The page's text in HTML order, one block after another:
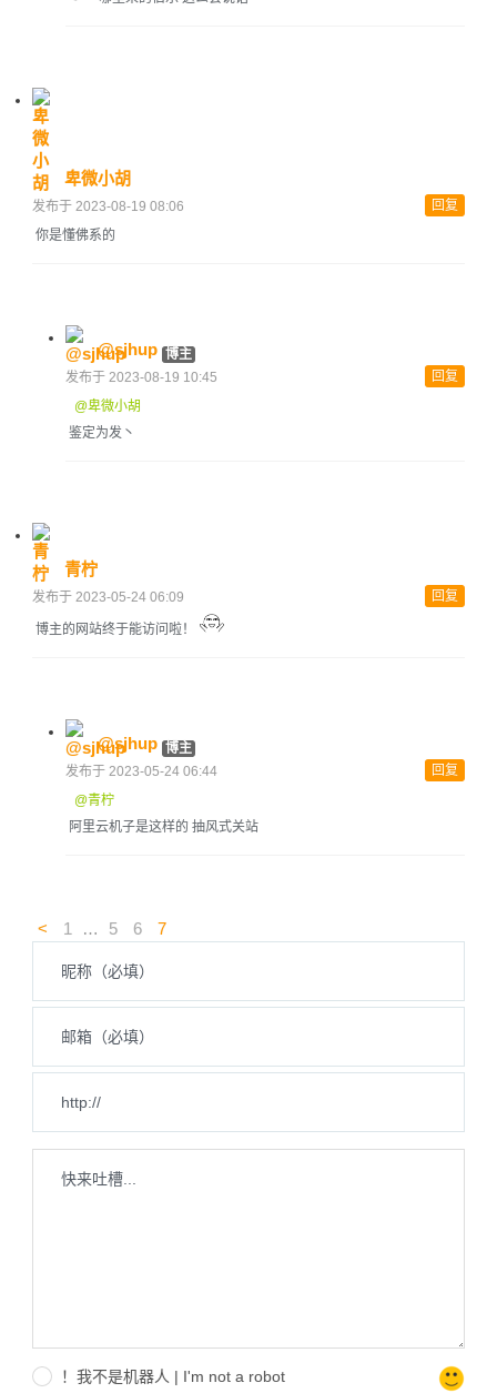
卑微小胡
回复
发布于 2023-08-19 08:06
你是懂佛系的
@sjhup 博主
回复
发布于 2023-08-19 10:45
@卑微小胡
鉴定为发丶
青柠
回复
发布于 2023-05-24 06:09
博主的网站终于能访问啦！
@sjhup 博主
回复
发布于 2023-05-24 06:44
@青柠
阿里云机子是这样的 抽风式关站
< 1 … 5 6 7
！我不是机器人 | I'm not a robot